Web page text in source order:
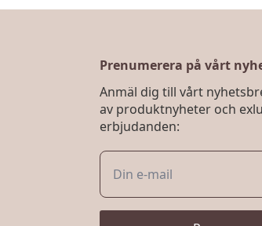
Prenumerera på vårt
Anmäl dig till vårt
av produktnyheter och
erbjudanden: